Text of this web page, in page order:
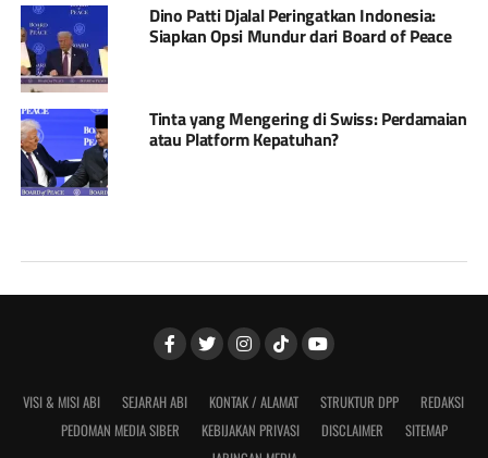
Dino Patti Djalal Peringatkan Indonesia:
Siapkan Opsi Mundur dari Board of Peace
Tinta yang Mengering di Swiss: Perdamaian
atau Platform Kepatuhan?
VISI & MISI ABI SEJARAH ABI KONTAK / ALAMAT STRUKTUR DPP
REDAKSI
PEDOMAN MEDIA SIBER
KEBIJAKAN PRIVASI DISCLAIMER
SITEMAP